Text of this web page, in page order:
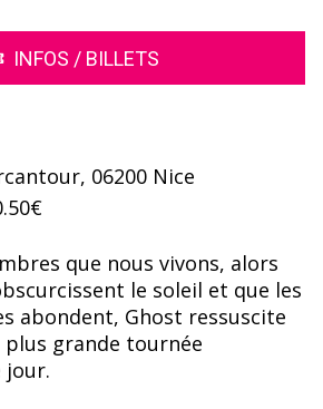
INFOS / BILLETS
06200 Nice
que nous vivons, alors
le soleil et que les
abondent, Ghost ressuscite
plus grande tournée
jour.